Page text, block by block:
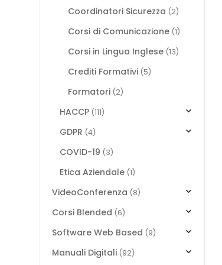
Coordinatori Sicurezza (2)
Corsi di Comunicazione (1)
Corsi in Lingua Inglese (13)
Crediti Formativi (5)
Formatori (2)
HACCP (111)
GDPR (4)
COVID-19 (3)
Etica Aziendale (1)
VideoConferenza (8)
Corsi Blended (6)
Software Web Based (9)
Manuali Digitali (92)